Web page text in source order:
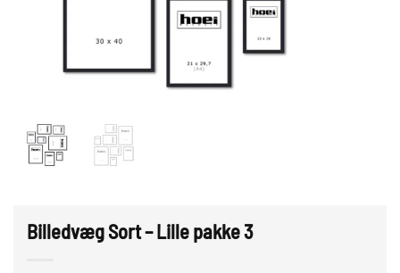
Billedvæg Sort – Lille pakke 3